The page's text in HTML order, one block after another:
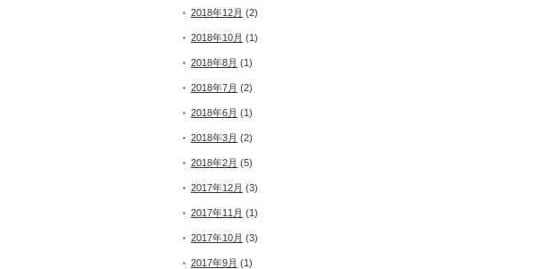
2018年12月 (2)
2018年10月 (1)
2018年8月 (1)
2018年7月 (2)
2018年6月 (1)
2018年3月 (2)
2018年2月 (5)
2017年12月 (3)
2017年11月 (1)
2017年10月 (3)
2017年9月 (1)